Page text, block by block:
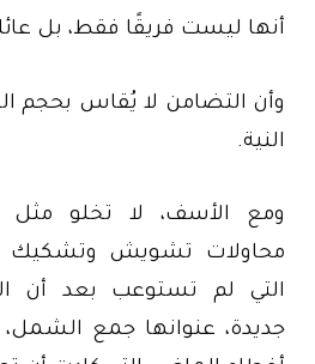
أنها ليست فريقًا فقط، بل
وأن التضامن لا يُقاس بحجم
النية.
ومع الأسف، لا تخلو مثل
محاولات تشويش
التي لم تستوعب بعد أن
جديدة، عنوانها جمع الشمل،